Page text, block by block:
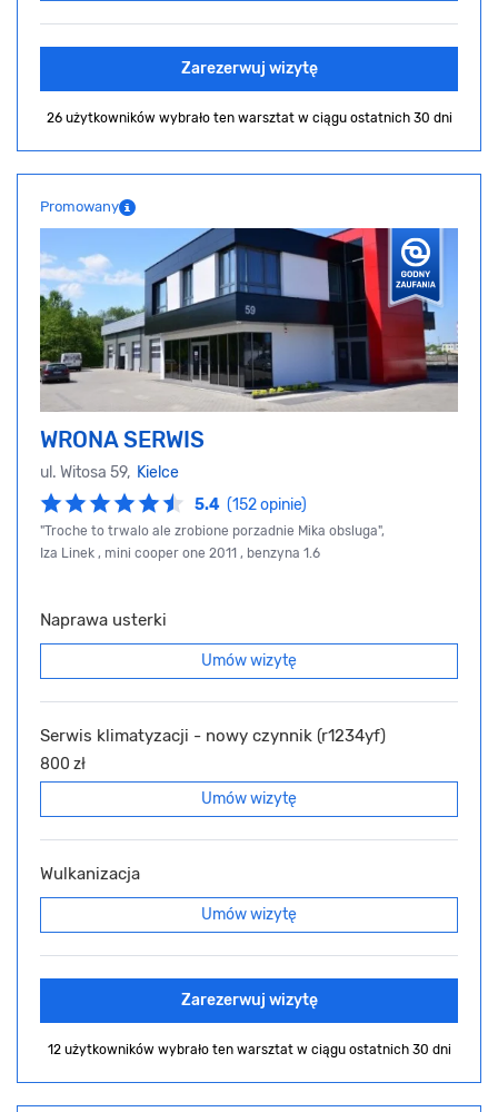
Zarezerwuj wizytę
26 użytkowników wybrało ten warsztat w ciągu ostatnich 30 dni
Promowany
WRONA SERWIS
ul. Witosa 59, Kielce
5.4 (152 opinie)
"Troche to trwalo ale zrobione porzadnie Mika obsluga",
Iza Linek , mini cooper one 2011 , benzyna 1.6
Naprawa usterki
Umów wizytę
Serwis klimatyzacji - nowy czynnik (r1234yf)
800 zł
Umów wizytę
Wulkanizacja
Umów wizytę
Zarezerwuj wizytę
12 użytkowników wybrało ten warsztat w ciągu ostatnich 30 dni